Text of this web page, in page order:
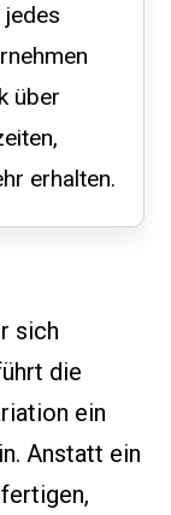
über
erhalten.
sich
die
ein
Anstatt ein